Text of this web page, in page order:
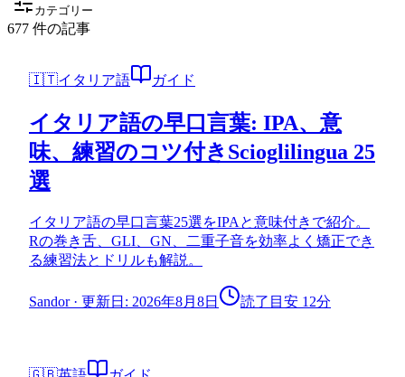
カテゴリー
677 件の記事
🇮🇹イタリア語 ガイド
イタリア語の早口言葉: IPA、意
味、練習のコツ付きScioglilingua 25
選
イタリア語の早口言葉25選をIPAと意味付きで紹介。
Rの巻き舌、GLI、GN、二重子音を効率よく矯正でき
る練習法とドリルも解説。
Sandor· 更新日: 2026年8月8日 読了目安 12分